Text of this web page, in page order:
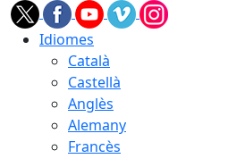
Idiomes
Català
Castellà
Anglès
Alemany
Francès